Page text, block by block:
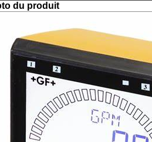
du produit